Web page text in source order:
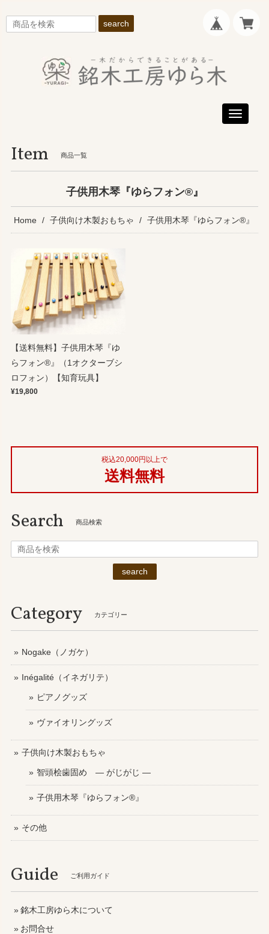
search
Toggle
Item 商品一覧
子供用木琴『ゆらフォン®』
Home 子供向け木製おもちゃ 子供用木琴『ゆらフォン®』
【送料無料】子供用木琴『ゆ
らフォン®』（1オクターブシ
ロフォン）【知育玩具】
¥19,800
税込20,000円以上で
送料無料
Search 商品検索
search
Category カテゴリー
Nogake（ノガケ）
Inégalité（イネガリテ）
ピアノグッズ
ヴァイオリングッズ
子供向け木製おもちゃ
智頭桧歯固め ― がじがじ ―
子供用木琴『ゆらフォン®』
その他
Guide ご利用ガイド
銘木工房ゆら木について
お問合せ